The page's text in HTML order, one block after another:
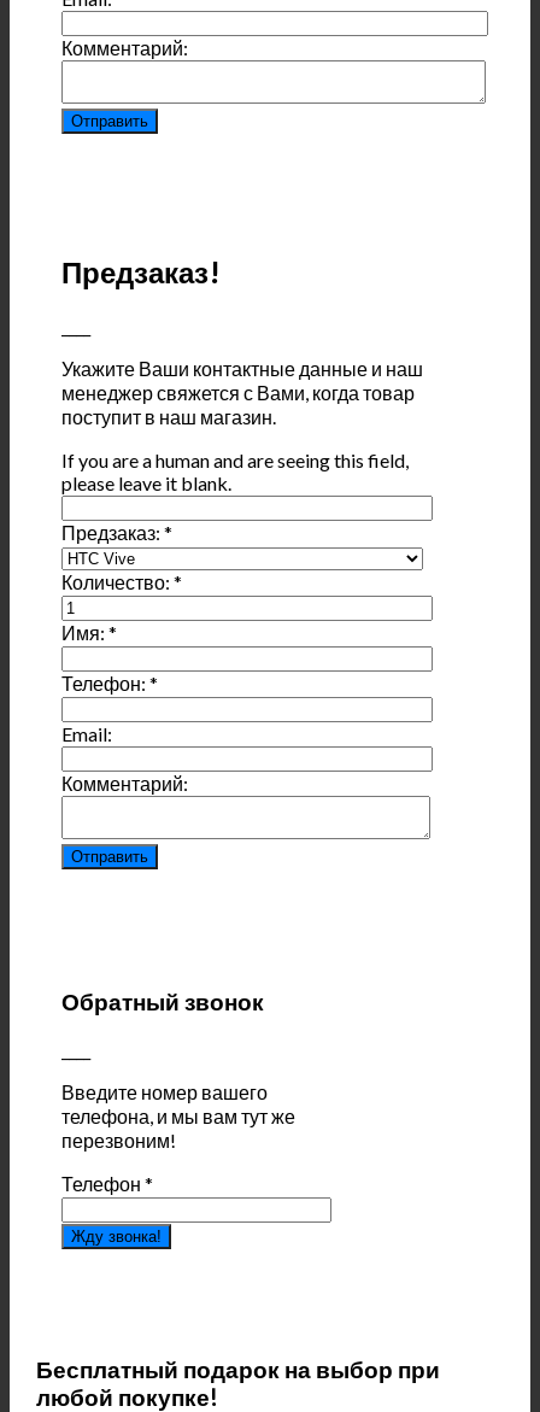
Комментарий:
Предзаказ!
Укажите Ваши контактные данные и наш
менеджер свяжется с Вами, когда товар
поступит в наш магазин.
If you are a human and are seeing this field,
please leave it blank.
Предзаказ:*
Количество:*
Имя:*
Телефон:*
Email:
Комментарий:
Обратный звонок
Введите номер вашего
телефона, и мы вам тут же
перезвоним!
Телефон*
Жду звонка!
Бесплатный подарок на выбор при
любой покупке!